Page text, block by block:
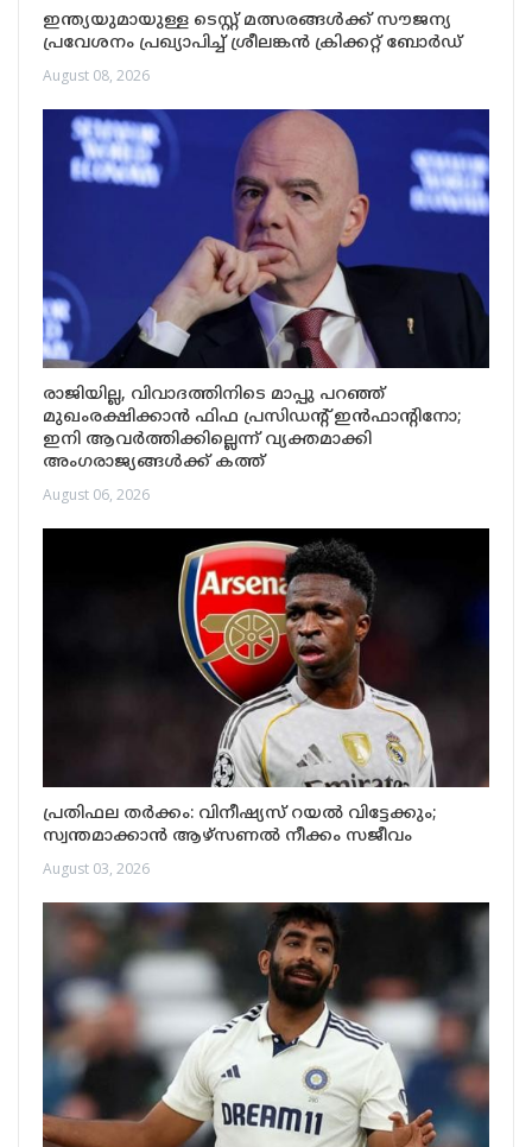
ഇന്ത്യയുമായുള്ള ടെസ്റ്റ് മത്സരങ്ങൾക്ക് സൗജന്യ
പ്രവേശനം പ്രഖ്യാപിച്ച് ശ്രീലങ്കൻ ക്രിക്കറ്റ് ബോർഡ്
August 08, 2026
രാജിയില്ല, വിവാദത്തിനിടെ മാപ്പു പറഞ്ഞ്
മുഖംരക്ഷിക്കാൻ ഫിഫ പ്രസിഡന്റ് ഇൻഫാന്റിനോ;
ഇനി ആവർത്തിക്കില്ലെന്ന് വ്യക്തമാക്കി
അംഗരാജ്യങ്ങൾക്ക് കത്ത്
August 06, 2026
പ്രതിഫല തർക്കം: വിനീഷ്യസ് റയൽ വിട്ടേക്കും;
സ്വന്തമാക്കാൻ ആഴ്സണൽ നീക്കം സജീവം
August 03, 2026